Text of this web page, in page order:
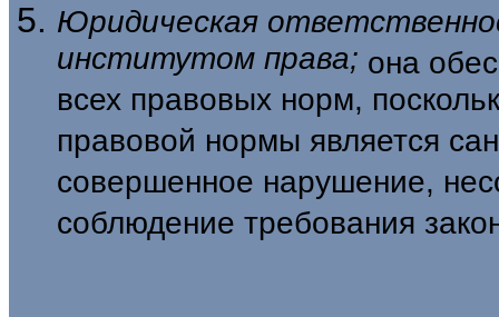
Юридическая
институтом права; она
всех правовых норм,
правовой нормы является
совершенное нару­шение,
соблюдение требования